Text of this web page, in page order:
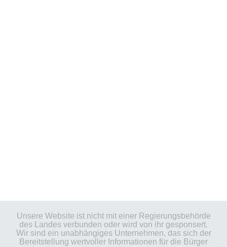
Unsere Website ist nicht mit einer Regierungsbehörde
des Landes verbunden oder wird von ihr gesponsert.
Wir sind ein unabhängiges Unternehmen, das sich der
Bereitstellung wertvoller Informationen für die Bürger